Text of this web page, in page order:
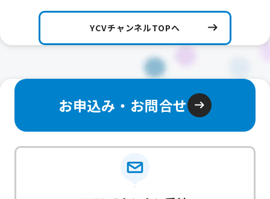
YCVチャンネルTOPへ
お申込み・お問合せ